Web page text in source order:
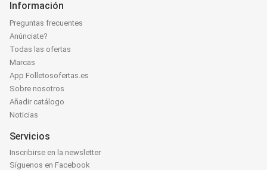
Información
Preguntas frecuentes
Anúnciate?
Todas las ofertas
Marcas
App Folletosofertas.es
Sobre nosotros
Añadir catálogo
Noticias
Servicios
Inscribirse en la newsletter
Síguenos en Facebook